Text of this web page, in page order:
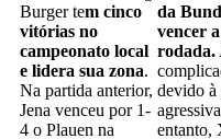
Burger tem cinco
vitórias no
campeonato local
e lidera sua zona.
Na partida anterior,
Jena venceu por 1-
4 o Plauen na
da
vencer
rodada.
devido à
entanto,